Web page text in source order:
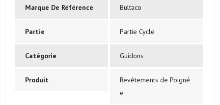
Marque De Référence Bultaco
Partie Partie Cycle
Catégorie Guidons
Produit
Revêtements de Poigné
e